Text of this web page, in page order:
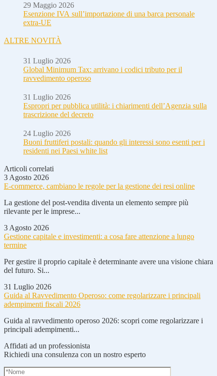
29 Maggio 2026
Esenzione IVA sull’importazione di una barca personale
extra-UE
ALTRE NOVITÀ
31 Luglio 2026
Global Minimum Tax: arrivano i codici tributo per il
ravvedimento operoso
31 Luglio 2026
Espropri per pubblica utilità: i chiarimenti dell’Agenzia sulla
trascrizione del decreto
24 Luglio 2026
Buoni fruttiferi postali: quando gli interessi sono esenti per i
residenti nei Paesi white list
Articoli correlati
3 Agosto 2026
E-commerce, cambiano le regole per la gestione dei resi online
La gestione del post-vendita diventa un elemento sempre più
rilevante per le imprese...
3 Agosto 2026
Gestione capitale e investimenti: a cosa fare attenzione a lungo
termine
Per gestire il proprio capitale è determinante avere una visione chiara
del futuro. Si...
31 Luglio 2026
Guida al Ravvedimento Operoso: come regolarizzare i principali
adempimenti fiscali 2026
Guida al ravvedimento operoso 2026: scopri come regolarizzare i
principali adempimenti...
Affidati ad un professionista
Richiedi una consulenza con un nostro esperto